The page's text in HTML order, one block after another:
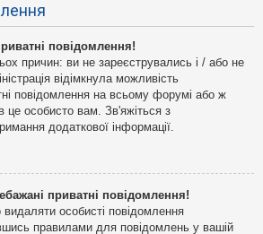
повідомлення!
причин: ви не зареєструвались і / або не
відімкнула можливість
повідомлення на всьому форумі або ж
це особисто вам. Зв'яжіться з
додаткової інформації.
приватні повідомлення!
особисті повідомлення
правилами для повідомлень у вашій